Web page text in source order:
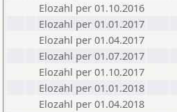
Elozahl per 01.10.2016
Elozahl per 01.01.2017
Elozahl per 01.04.2017
Elozahl per 01.07.2017
Elozahl per 01.10.2017
Elozahl per 01.01.2018
Elozahl per 01.04.2018